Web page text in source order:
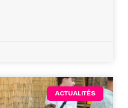
ACTUALITÉS